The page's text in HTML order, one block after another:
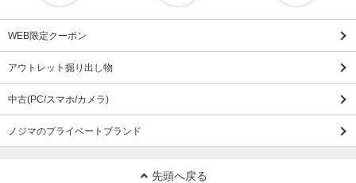
WEB限定クーポン
アウトレット掘り出し物
中古(PC/スマホ/カメラ)
ノジマのプライベートブランド
先頭へ戻る